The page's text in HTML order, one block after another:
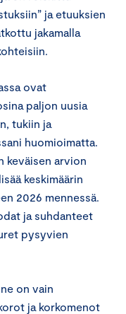
ja etuuksien
jakamalla
ovat
paljon uusia
tukiin ja
huomioimatta.
keväisen arvion
keskimäärin
2026 mennessä.
ja suhdanteet
pysyvien
on vain
ja korkomenot